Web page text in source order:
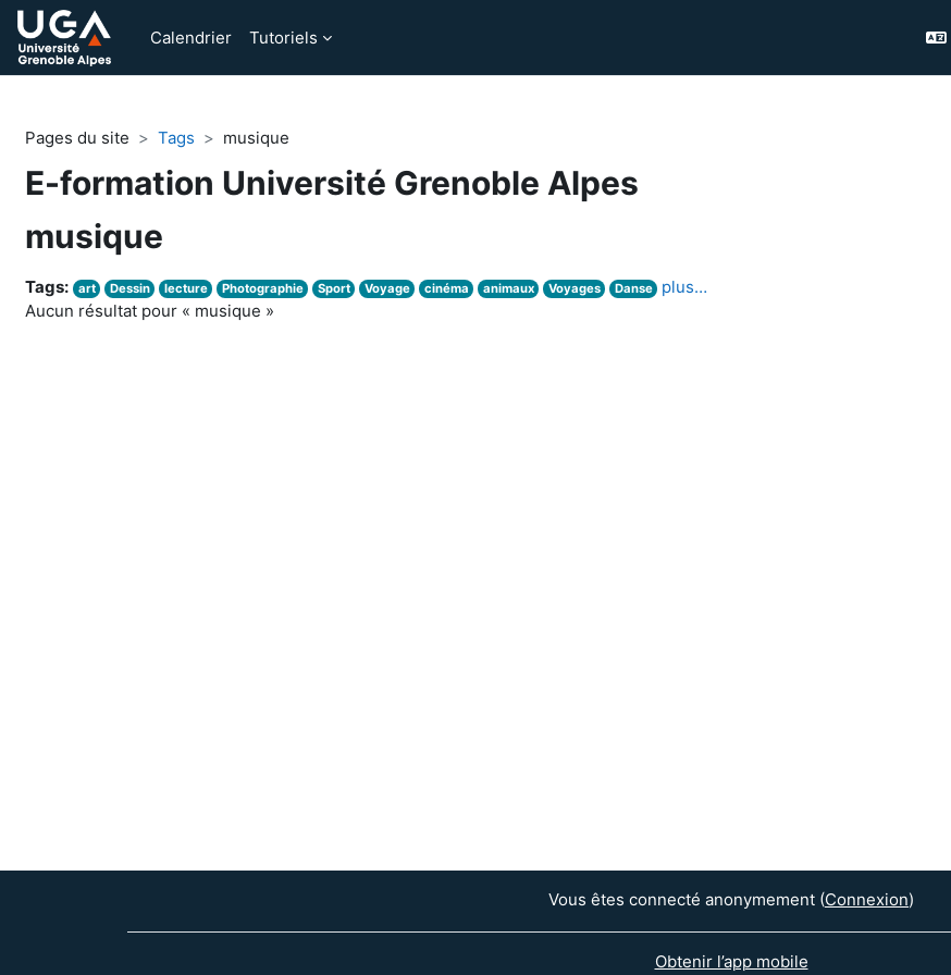
Passer au contenu principal
Calendrier
Tutoriels
Pages du site Tags musique
E-formation Université Grenoble Alpes
musique
Tags: art Dessin lecture Photographie Sport Voyage cinéma animaux Voyages Danse
plus…
Aucun résultat pour « musique »
Vous êtes connecté anonymement (Connexion)
Obtenir l’app mobile